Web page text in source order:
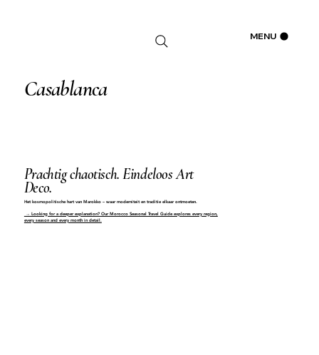
Inloggen
MENU
Casablanca
Prachtig chaotisch. Eindeloos Art
Deco.
Het kosmopolitische hart van Marokko – waar moderniteit en traditie elkaar ontmoeten.
→ Looking for a deeper explanation? Our Morocco Seasonal Travel Guide explores every region,
every season and every month in detail.